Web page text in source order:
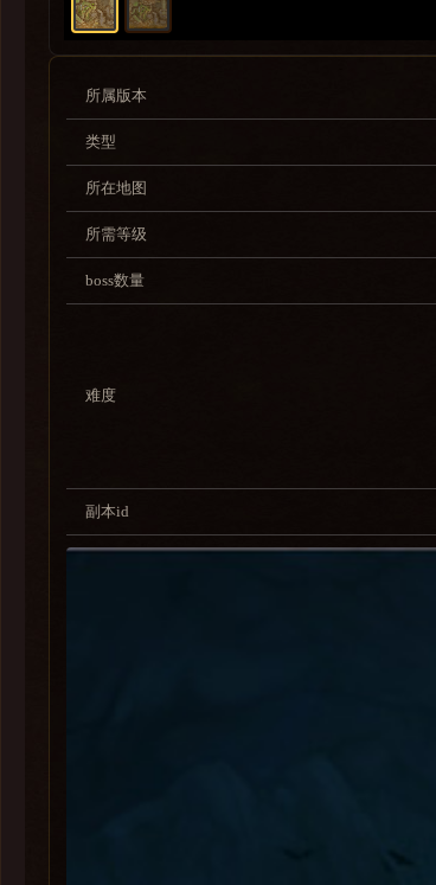
所属版本
类型
所在地图
所需等级
boss数量
难度
副本id